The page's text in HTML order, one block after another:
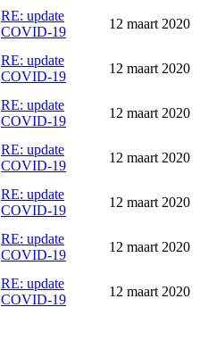
RE: update
COVID-19
12 maart 2020
RE: update
COVID-19
12 maart 2020
RE: update
COVID-19
12 maart 2020
RE: update
COVID-19
12 maart 2020
RE: update
COVID-19
12 maart 2020
RE: update
COVID-19
12 maart 2020
RE: update
COVID-19
12 maart 2020